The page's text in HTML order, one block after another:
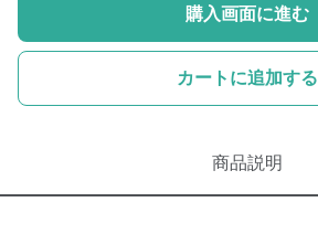
購入画面に進む
カートに追加する
商品説明